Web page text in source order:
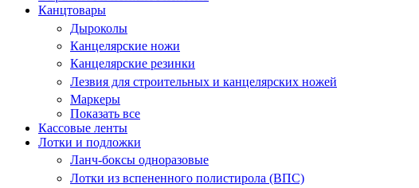
Канцтовары
Дыроколы
Канцелярские ножи
Канцелярские резинки
Лезвия для строительных и канцелярских ножей
Маркеры
Показать все
Кассовые ленты
Лотки и подложки
Ланч-боксы одноразовые
Лотки из вспененного полистирола (ВПС)